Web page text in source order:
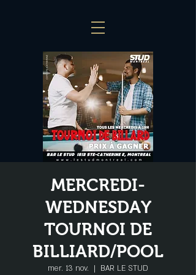
MERCREDI-
WEDNESDAY
TOURNOI DE
BILLIARD/POOL
mer. 13 nov.
  |
BAR LE STUD